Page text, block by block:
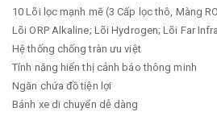
10 Lõi lọc mạnh mẽ (3 Cấp lọc thô, Màng
Lõi ORP Alkaline; Lõi Hydrogen; Lõi Far
Hệ thống chống tràn ưu việt
Tính năng hiển thị cảnh báo thông minh
Ngăn chứa đồ tiện lợi
Bánh xe di chuyển dễ dàng